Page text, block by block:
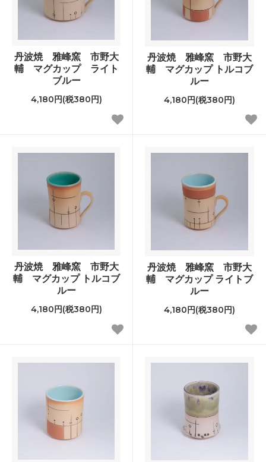
丹波焼 雅峰窯 市野大
輔 マグカップ ライト
ブルー
4,180円(税380円)
丹波焼 雅峰窯 市野大
輔 マグカップ トルコブ
ルー
4,180円(税380円)
丹波焼 雅峰窯 市野大
輔 マグカップ トルコブ
ルー
4,180円(税380円)
丹波焼 雅峰窯 市野大
輔 マグカップ ライトブ
ルー
4,180円(税380円)